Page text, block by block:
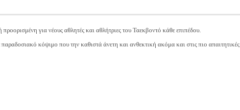
για νέους αθλητές και αθλήτριες του Ταεκβοντό κάθε επιπέδου.
κόψιμο που την καθιστά άνετη και ανθεκτική ακόμα και στις πιο απαιτητικές